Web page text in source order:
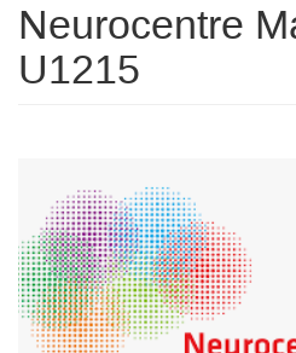
Neurocentre
U1215